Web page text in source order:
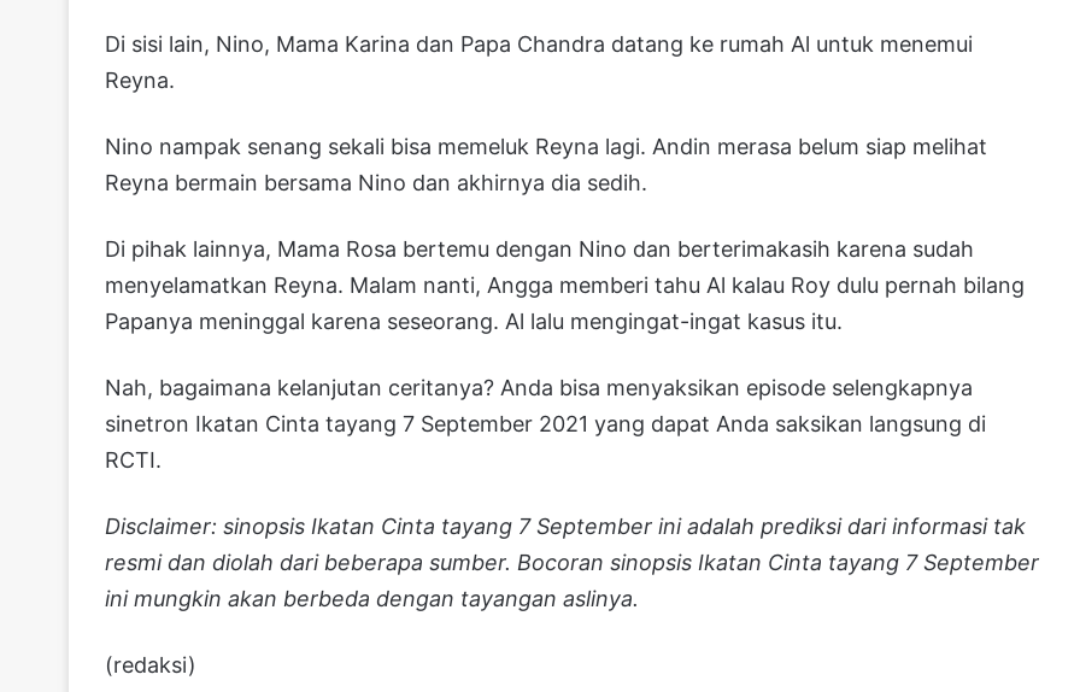
Di sisi lain, Nino, Mama Karina dan Papa Chandra datang ke rumah Al untuk menemui
Reyna.
Nino nampak senang sekali bisa memeluk Reyna lagi. Andin merasa belum siap melihat
Reyna bermain bersama Nino dan akhirnya dia sedih.
Di pihak lainnya, Mama Rosa bertemu dengan Nino dan berterimakasih karena sudah
menyelamatkan Reyna. Malam nanti, Angga memberi tahu Al kalau Roy dulu pernah bilang
Papanya meninggal karena seseorang. Al lalu mengingat-ingat kasus itu.
Nah, bagaimana kelanjutan ceritanya? Anda bisa menyaksikan episode selengkapnya
sinetron Ikatan Cinta tayang 7 September 2021 yang dapat Anda saksikan langsung di
RCTI.
Disclaimer: sinopsis Ikatan Cinta tayang 7 September ini adalah prediksi dari informasi tak
resmi dan diolah dari beberapa sumber. Bocoran sinopsis Ikatan Cinta tayang 7 September
ini mungkin akan berbeda dengan tayangan aslinya.
(redaksi)